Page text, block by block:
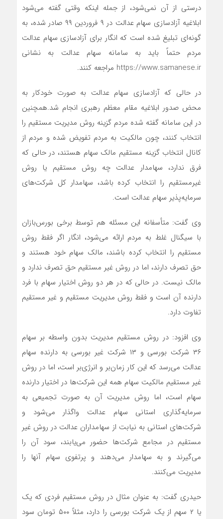
درستی از آن نمی‌شود، از جمله اینکه وقتی گفته می‌شود
ابلاغیه آزادسازی سهام عدالت در ۹ فروردین ۹۹ صادر شده، به
گونه‌ای تبلیغ شده است که انگار برای آزادسازی سهام عدالت
مردم حتماً باید به سامانه سهام عدالت به نشانی
https://www.samanese.ir مراجعه کنند.
در حالی که آزادسازی سهام عدالت به صورت خودکار به
محض صدور ابلاغیه مقام معظم رهبری انجام شد.همچنین
در این سامانه گفته شده مردم گزینه روش مدیریت مستقیم را
انتخاب کنند، چون مالکیت به مردم تفویض شده و مردم از
کانال انتخاب گزینه مستقیم مالک سهام هستند، در حالی که
فرق ندارد، سهامدار عدالت چه روش مستقیم یا روش
غیرمستقیم را انتخاب کرده باشد، سهامدار کل شرکت‌های
سرمایه‌پذیر سهام عدالت است.
وی گفت: متأسفانه این مسئله هم توسط برخی بورس‌بازان
با سیگنال غلط به مردم ارائه می‌شود، انگار اگر فقط روش
مستقیم را انتخاب کرده باشند، مالک سهام خود هستند و
حق تصرف دارند، اما در روش غیر مستقیم حق تصرف ندارد و
مالک نیست. در حالی که در هر دو روش اختیار سهام با فرد
دارنده آن است و فقط روش مدیریت مستقیم و غیر مستقیم
تفاوت دارد.
وی افزود: در روش مستقیم مدیریت بدون واسطه بر سهام
۳۶ شرکت بورسی و ۱۳ شرکت غیر بورسی به دارنده سهام
عدالت می‌رسد که این کار زمان‌بر و انرژی‌بر است، اما در روش
غیر مستقیم مالکیت سهام همه این شرکت‌ها در اختیار دارنده
سهام است، اما روش مدیریت آن به صورت تجمیعی به
سرمایه‌گذاری استانی سهام عدالت واگذار می‌شود و
شرکت‌های استانی به نیابت از سهامداران عدالت در روش غیر
مستقیم در مجامع شرکت‌ها حضور می‌یابند، سود آن را
می‌گیرند و به سهامدار می‌دهند و پرتفوی سهام آنها را
مدیریت می‌کنند.
حیدری گفت: به عنوان مثال در روش مستقیم فردی که یک
یا ۲ سهم از یک شرکت بورسی را دارد، مثلاً ۵۰۰ تومان سود